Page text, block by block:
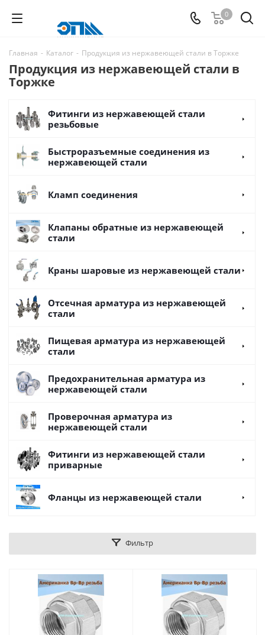
0
Главная - Каталог - Продукция из нержавеющей стали в Торжке
Продукция из нержавеющей стали в
Торжке
Фитинги из нержавеющей стали
резьбовые
Быстроразъемные соединения из
нержавеющей стали
Кламп соединения
Клапаны обратные из нержавеющей
стали
Краны шаровые из нержавеющей стали
Отсечная арматура из нержавеющей
стали
Пищевая арматура из нержавеющей
стали
Предохранительная арматура из
нержавеющей стали
Проверочная арматура из
нержавеющей стали
Фитинги из нержавеющей стали
приварные
Фланцы из нержавеющей стали
Фильтр